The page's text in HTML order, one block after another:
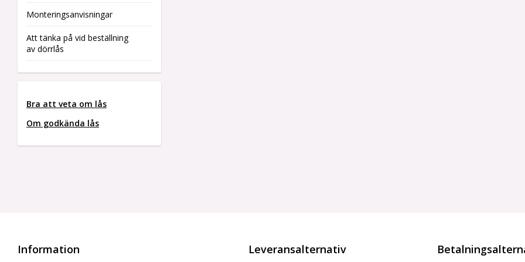
Monteringsanvisningar
Att tänka på vid beställning
av dörrlås
Bra att veta om lås
Om godkända lås
Information Leveransalternativ